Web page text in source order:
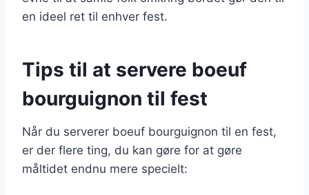
en ideel ret til enhver fest.
Tips til at servere boeuf
bourguignon til fest
Når du serverer boeuf bourguignon til en fest,
er der flere ting, du kan gøre for at gøre
måltidet endnu mere specielt: